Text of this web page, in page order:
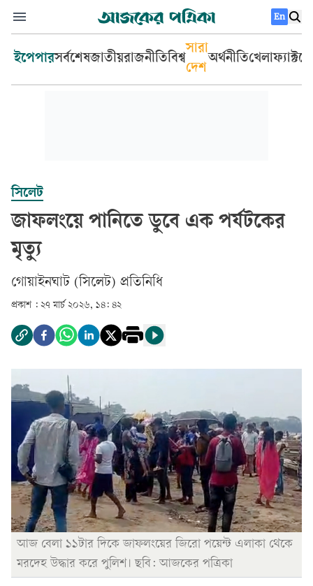
En
ইপেপারসর্বশেষজাতীয়রাজনীতিবিশ্ব
সারা
দেশ
অর্থনীতিখেলা
সিলেট
জাফলংয়ে পানিতে ডুবে এক পর্যটকের
মৃত্যু
গোয়াইনঘাট (সিলেট) প্রতিনিধি
প্রকাশ : ২৭ মার্চ ২০২৬, ১৪: ৪২
আজ বেলা ১১টার দিকে জাফলংয়ের জিরো পয়েন্ট এলাকা থেকে
মরদেহ উদ্ধার করে পুলিশ। ছবি: আজকের পত্রিকা